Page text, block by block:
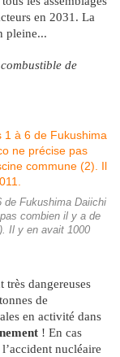
en 2031. La
pleine...
de
Fukushima Daiichi
combien il y a de
Il y en avait 1000
très dangereuses
de
en activité dans
! En cas
nucléaire